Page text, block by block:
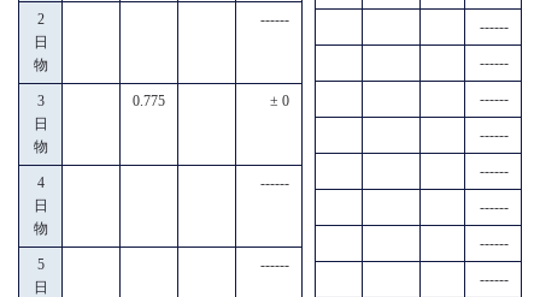
2
日
物
------
3
日
物
0.775 ± 0
4
日
物
------
5
日
------
------
------
------
------
------
------
------
------